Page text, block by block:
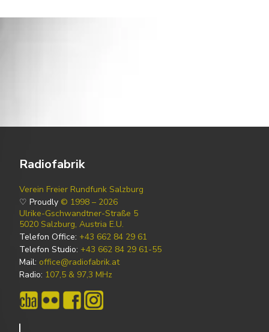
Radiofabrik
Verein Freier Rundfunk Salzburg
♡ Proudly © 1998 – 2026
Ulrike-Gschwandtner-Straße 5
5020 Salzburg, Austria E.U.
Telefon Office: +43 662 84 29 61
Telefon Studio: +43 662 84 29 61-55
Mail: office@radiofabrik.at
Radio: 107,5 & 97,3 MHz